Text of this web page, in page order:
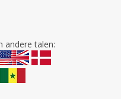
andere talen: